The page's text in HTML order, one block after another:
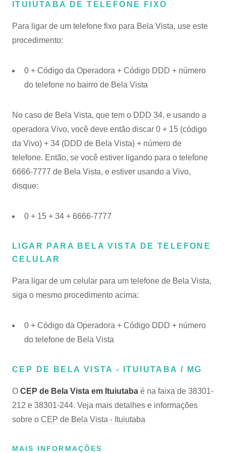
ITUIUTABA DE TELEFONE FIXO
Para ligar de um telefone fixo para Bela Vista, use este
procedimento:
0 + Código da Operadora + Código DDD + número
do telefone no bairro de Bela Vista
No caso de Bela Vista, que tem o DDD 34, e usando a
operadora Vivo, você deve então discar 0 + 15 (código
da Vivo) + 34 (DDD de Bela Vista) + número de
telefone. Então, se você estiver ligando para o telefone
6666-7777 de Bela Vista, e estiver usando a Vivo,
disque:
0 + 15 + 34 + 6666-7777
LIGAR PARA BELA VISTA DE TELEFONE
CELULAR
Para ligar de um celular para um telefone de Bela Vista,
siga o mesmo procedimento acima:
0 + Código da Operadora + Código DDD + número
do telefone de Bela Vista
CEP DE BELA VISTA - ITUIUTABA / MG
O CEP de Bela Vista em Ituiutaba é na faixa de 38301-
212 e 38301-244. Veja mais detalhes e informações
sobre o CEP de Bela Vista - Ituiutaba
MAIS INFORMAÇÕES